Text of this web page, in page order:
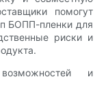
помогут
БОПП-пленки для
риски и
и